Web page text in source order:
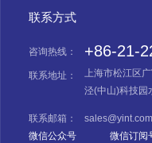
联系方式
咨询热线： +86-21-
联系地址：
上海市松江区
泾(中山)科技园
联系邮箱：
微信公众号
微信订阅